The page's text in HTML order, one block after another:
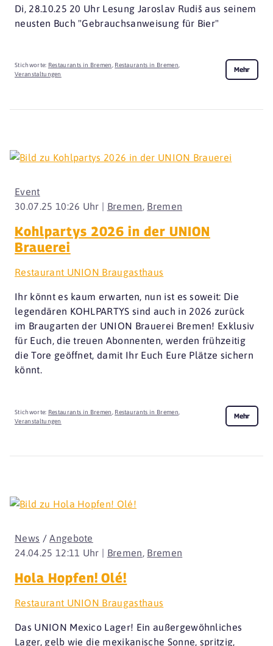
Di, 28.10.25 20 Uhr Lesung Jaroslav Rudiš aus seinem
neusten Buch "Gebrauchsanweisung für Bier"
Stichworte: Restaurants in Bremen, Restaurants in Bremen,
Veranstaltungen
Mehr
30.07.25 10:26 Uhr | Bremen, Bremen
Event
Kohlpartys 2026 in der UNION
Brauerei
Restaurant UNION Braugasthaus
Ihr könnt es kaum erwarten, nun ist es soweit: Die
legendären KOHLPARTYS sind auch in 2026 zurück
im Braugarten der UNION Brauerei Bremen! Exklusiv
für Euch, die treuen Abonnenten, werden frühzeitig
die Tore geöffnet, damit Ihr Euch Eure Plätze sichern
könnt.
Stichworte: Restaurants in Bremen Restaurants in Bremen
Veranstaltungen
Mehr
24.04.25 12:11 Uhr | Bremen, Bremen
News /Angebote
Hola Hopfen! Olé!
Restaurant UNION Braugasthaus
Das UNION Mexico Lager! Ein außergewöhnliches
Lager, gelb wie die mexikanische Sonne, spritzig,